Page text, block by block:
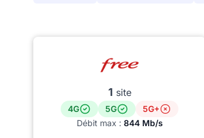
1 site
4G 5G
5G+
Débit max : 844 Mb/s